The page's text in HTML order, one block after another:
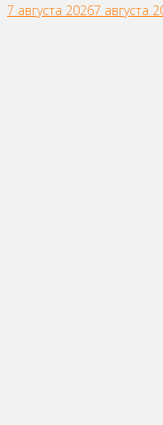
7 августа 20267 августа